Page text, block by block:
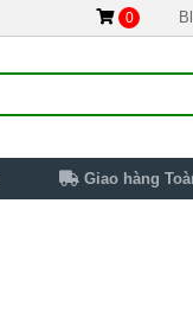
0
Giao hàng